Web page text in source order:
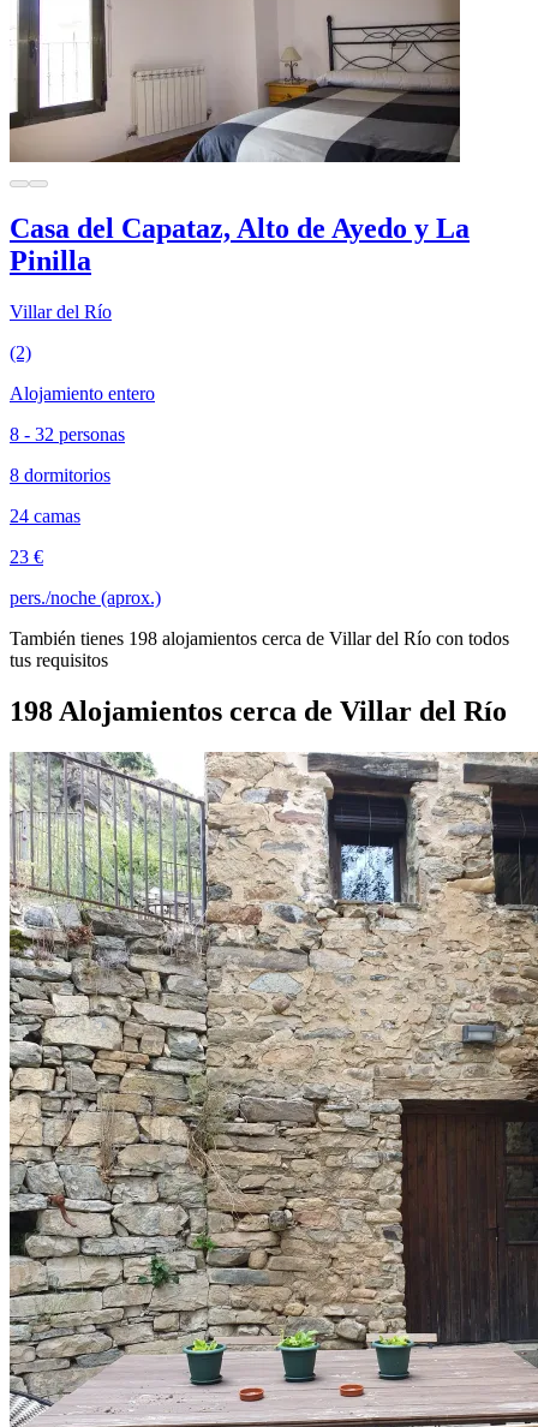
Casa del Capataz, Alto de Ayedo y La
Pinilla
Villar del Río
(2)
Alojamiento entero
8 - 32 personas
8 dormitorios
24 camas
23 €
pers./noche (aprox.)
También tienes 198 alojamientos cerca de Villar del Río con todos
tus requisitos
198 Alojamientos cerca de Villar del Río